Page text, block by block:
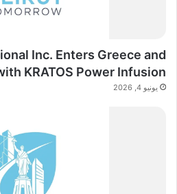
Inc. Enters Greece and
KRATOS Power Infusion
يونيو 4, 2026